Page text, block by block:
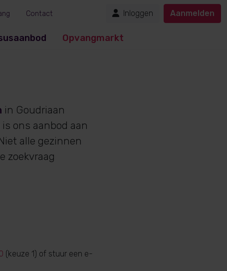
Opvangmarkt
Contact Inloggen Aanmelden
in Goudriaan
ons aanbod aan
alle gezinnen
zoekvraag
(keuze 1) of stuur een e-